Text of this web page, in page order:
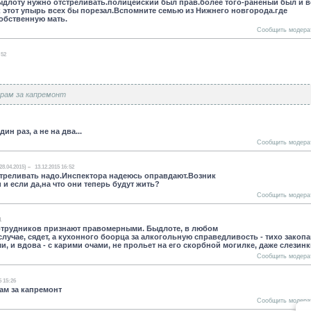
нужно отстреливать.полицейский был прав.более того-раненый был и
этот упырь всех бы порезал.Вспомните семью из Нижнего новгорода.где
мать.
Сообщить
за капремонт
раз, а не на два...
Сообщить
13.12.2015 16:52
надо.Инспектора надеюсь оправдают.Возник
если да,на что они теперь будут жить?
Сообщить
признают правомерными. Быдлоте, в любом
сядет, а кухонного боорца за алкогольную справедливость - тихо
и вдова - с карими очами, не прольет на его скорбной могилке, даже
Сообщить
15:26
за капремонт
Сообщить